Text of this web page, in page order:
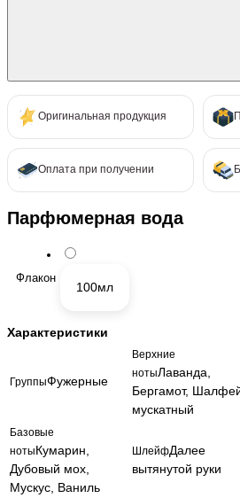
Оригинальная продукция
Оплата при получении
Парфюмерная вода
Флакон
100мл
Характеристики
ГруппыФужерные
Верхние
нотыЛаванда,
Бергамот,
мускатный
Базовые
нотыКумарин,
Дубовый мох,
Мускус, Ваниль
ШлейфДалее
вытянутой руки